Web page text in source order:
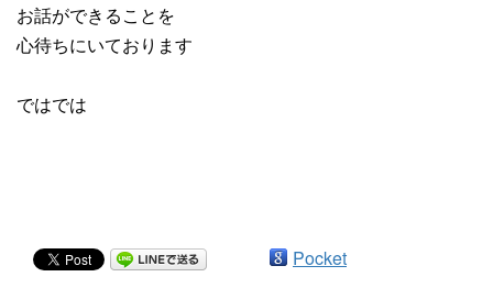
お話ができることを
心待ちにいております
ではでは
Pocket